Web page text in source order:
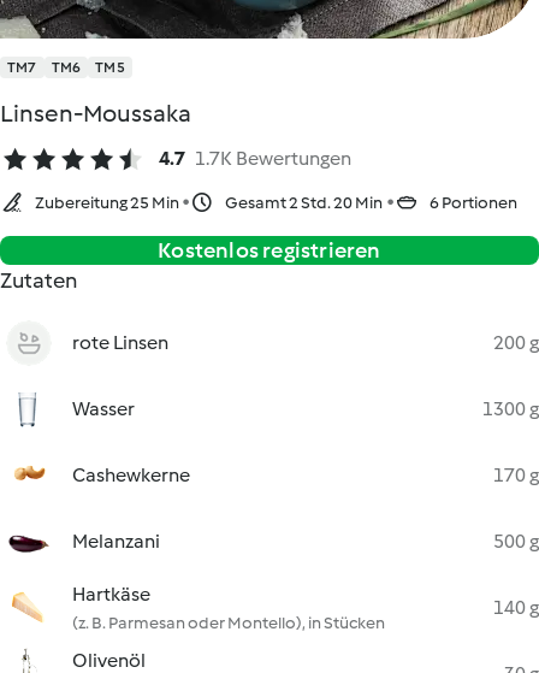
TM7 TM6 TM5
Linsen-Moussaka
4.7 1.7K Bewertungen
Zubereitung 25 Min Gesamt 2 Std. 20 Min 6 Portionen
Kostenlos registrieren
Zutaten
rote Linsen 200 g
Wasser 1300 g
Cashewkerne 170 g
Melanzani 500 g
Hartkäse
(z. B. Parmesan oder Montello), in Stücken
140 g
Olivenöl